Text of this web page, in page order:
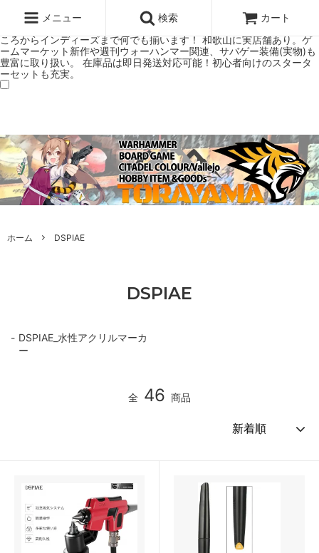
ミアムショップTORAYAMA。通販・オンラインショップです！ ウォー
ハンマーとボードゲームのことなら当店へ！ボードゲームもメジャーど
ころからインディーズまで何でも揃います！ 和歌山に実店舗あり。ゲ
ームマーケット新作や週刊ウォーハンマー関連、サバゲー装備(実物)も
豊富に取り扱い。 在庫品は即日発送対応可能！初心者向けのスタータ
ーセットも充実。
メニュー 検索 カート
ホーム DSPIAE
DSPIAE
DSPIAE_水性アクリルマーカ
ー
全 46 商品